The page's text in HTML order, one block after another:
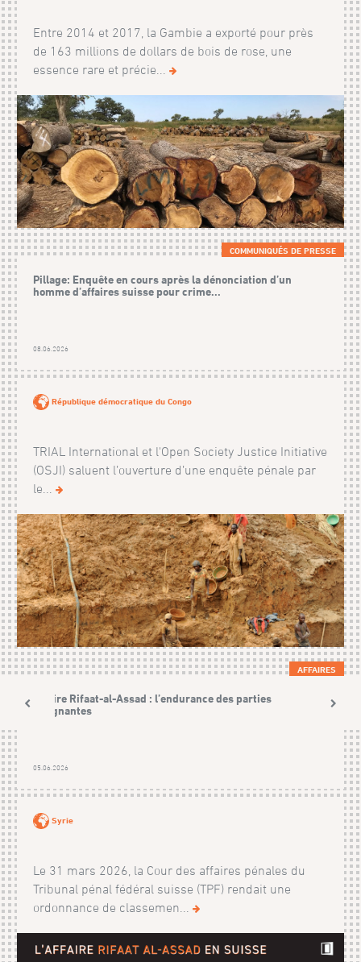
Entre 2014 et 2017, la Gambie a exporté pour près
de 163 millions de dollars de bois de rose, une
essence rare et précie...
COMMUNIQUÉS DE PRESSE
Pillage: Enquête en cours après la dénonciation d’un
homme d’affaires suisse pour crime...
08.06.2026
République démocratique du Congo
TRIAL International et l'Open Society Justice Initiative
(OSJI) saluent l’ouverture d’une enquête pénale par
le...
AFFAIRES
Affaire Rifaat-al-Assad : l’endurance des parties
plaignantes
05.06.2026
Syrie
Le 31 mars 2026, la Cour des affaires pénales du
Tribunal pénal fédéral suisse (TPF) rendait une
ordonnance de classemen...